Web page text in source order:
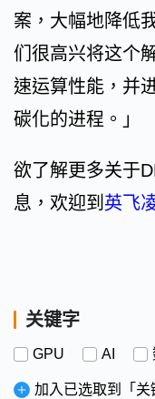
案，大幅地降低
们很高兴将这个
速运算性能，并
碳化的进程。」
欲了解更多关于
息，欢迎到 英飞
关键字
GPU AI
加入已选取到「关